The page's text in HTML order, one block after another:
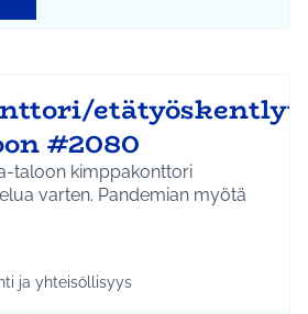
#2080
taloon kimppakonttori
varten. Pandemian myötä
mukaan: Jokela
teeman mukaan: Hyvinvointi ja
ja yhteisöllisyys